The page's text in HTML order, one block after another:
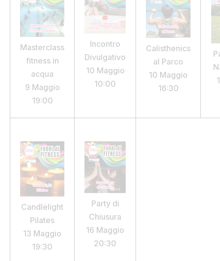
Masterclass
fitness in
acqua
9 Maggio
19:00
Incontro
Divulgativo
10 Maggio
10:00
Calisthenics
al Parco
10 Maggio
16:30
Candlelight
Pilates
13 Maggio
19:30
Party di
Chiusura
16 Maggio
20:30